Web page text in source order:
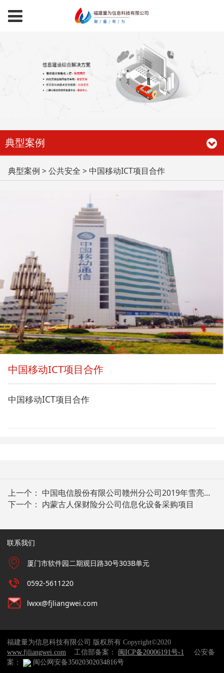
典型案例
中国移动ICT项目合作
典型案例 >公共安全 > 中国移动ICT项目合作
中国移动ICT项目合作
中国移动ICT项目合作
上一个： 中国电信股份有限公司赣州分公司2019年雪亮建设项目
下一个： 内蒙古人保财险分公司信息化设备采购项目
联系我们
厦门市软件园二期观日路30号303B单元
0592-5611220
lwxx@fjliangwei.com
福建量为信息科技有限公司 版权所有 Copyright©2020
www.fjliangwei.com 工信部备案： 闽ICP备20006191号-1 公安备
案：
闽公网安备35020302034816号